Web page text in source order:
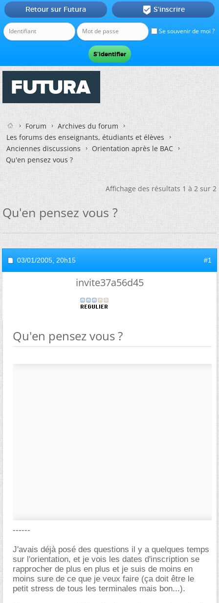
Se souvenir de moi ?
Retour sur Futura  S'inscrire
Forum
Archives du forum
Les forums des enseignants, étudiants et élèves
Anciennes discussions
Orientation après le BAC
Qu'en pensez vous ?
Affichage des résultats 1 à 2 sur 2
Qu'en pensez vous ?
03/01/2005, 20h15 #1
invite37a56d45
Qu'en pensez vous ?
------
J'avais déjà posé des questions il y a quelques temps
sur l'orientation, et je vois les dates d'inscription se
rapprocher de plus en plus et je suis de moins en
moins sure de ce que je veux faire (ça doit être le
petit stress de tous les terminales mais bon...).